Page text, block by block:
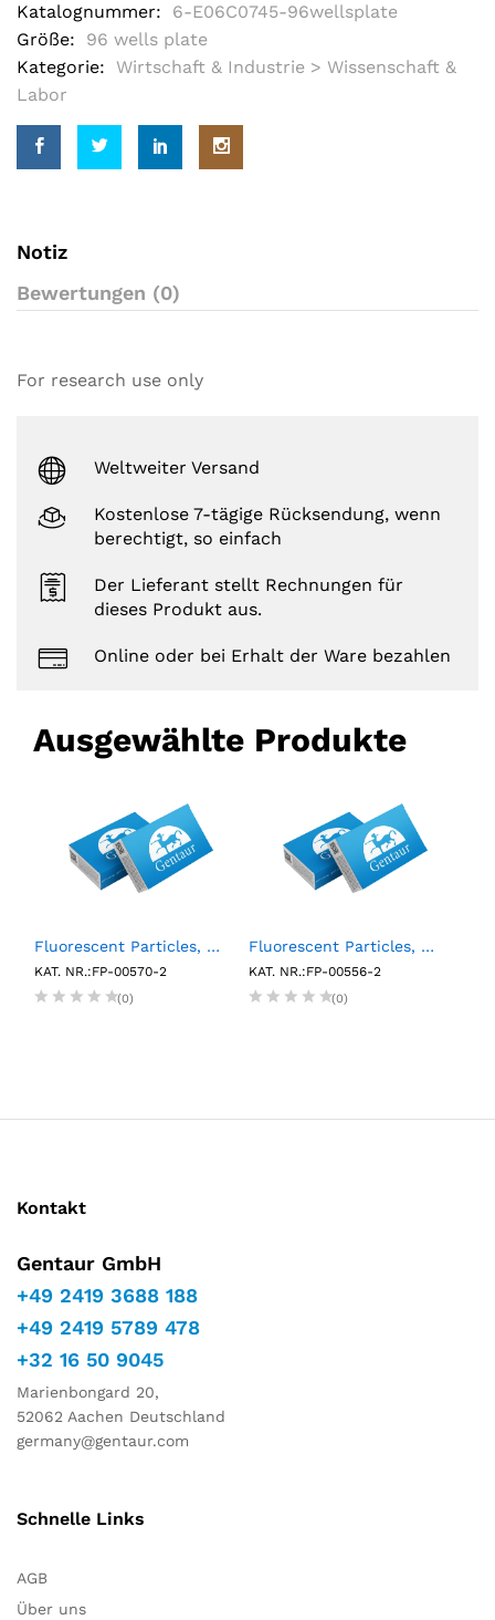
e
n
s
t
o
m
g
Katalognummer:
6-E06C0745-96wellsplate
Größe:
96 wells plate
Kategorie:
Wirtschaft & Industrie > Wissenschaft &
Labor
Notiz
Bewertungen (0)
For research use only
Weltweiter Versand
Kostenlose 7-tägige Rücksendung, wenn
berechtigt, so einfach
Der Lieferant stellt Rechnungen für
dieses Produkt aus.
Online oder bei Erhalt der Ware bezahlen
Ausgewählte Produkte
Fluorescent Particles, Sky Blue, 0.25%w/v, 0.04-0.09µm, 2mL
KAT. NR.:FP-00570-2
(0)
Fluorescent Particles, Nile Red, 1%w/v, 0.04-0.06µm, 2mL
KAT. NR.:FP-00556-2
(0)
Kontakt
Gentaur GmbH
+49 2419 3688 188
+49 2419 5789 478
+32 16 50 9045
Marienbongard 20,
52062 Aachen Deutschland
germany@gentaur.com
Schnelle Links
AGB
Über uns